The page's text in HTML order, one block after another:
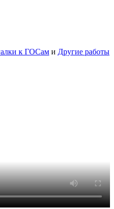
к ГОСам и Другие работы